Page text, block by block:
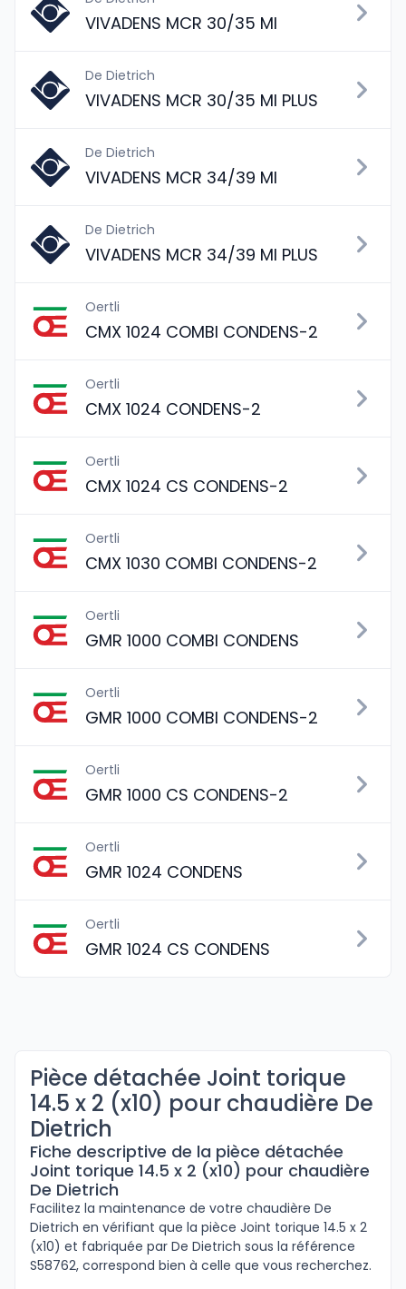
VIVADENS MCR 30/35 MI
De Dietrich
VIVADENS MCR 30/35 MI PLUS
De Dietrich
VIVADENS MCR 34/39 MI
De Dietrich
VIVADENS MCR 34/39 MI PLUS
Oertli
CMX 1024 COMBI CONDENS-2
Oertli
CMX 1024 CONDENS-2
Oertli
CMX 1024 CS CONDENS-2
Oertli
CMX 1030 COMBI CONDENS-2
Oertli
GMR 1000 COMBI CONDENS
Oertli
GMR 1000 COMBI CONDENS-2
Oertli
GMR 1000 CS CONDENS-2
Oertli
GMR 1024 CONDENS
Oertli
GMR 1024 CS CONDENS
Pièce détachée Joint torique
14.5 x 2 (x10) pour chaudière De
Dietrich
Fiche descriptive de la pièce détachée
Joint torique 14.5 x 2 (x10) pour chaudière
De Dietrich
Facilitez la maintenance de votre chaudière De
Dietrich en vérifiant que la pièce Joint torique 14.5 x 2
(x10) et fabriquée par De Dietrich sous la référence
S58762, correspond bien à celle que vous recherchez.